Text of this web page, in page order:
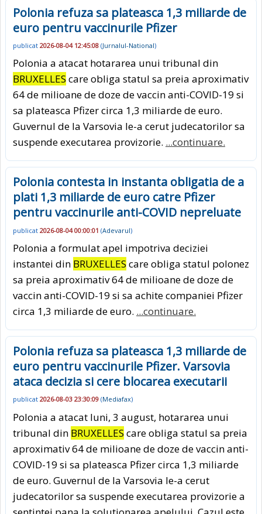
Polonia refuza sa plateasca 1,3 miliarde de
euro pentru vaccinurile Pfizer
publicat 2026-08-04 12:45:08 (Jurnalul-National)
Polonia a atacat hotararea unui tribunal din
BRUXELLES care obliga statul sa preia aproximativ
64 de milioane de doze de vaccin anti-COVID-19 si
sa plateasca Pfizer circa 1,3 miliarde de euro.
Guvernul de la Varsovia le-a cerut judecatorilor sa
suspende executarea provizorie. ...continuare.
Polonia contesta in instanta obligatia de a
plati 1,3 miliarde de euro catre Pfizer
pentru vaccinurile anti-COVID nepreluate
publicat 2026-08-04 00:00:01 (Adevarul)
Polonia a formulat apel impotriva deciziei
instantei din BRUXELLES care obliga statul polonez
sa preia aproximativ 64 de milioane de doze de
vaccin anti-COVID-19 si sa achite companiei Pfizer
circa 1,3 miliarde de euro. ...continuare.
Polonia refuza sa plateasca 1,3 miliarde de
euro pentru vaccinurile Pfizer. Varsovia
ataca decizia si cere blocarea executarii
publicat 2026-08-03 23:30:09 (Mediafax)
Polonia a atacat luni, 3 august, hotararea unui
tribunal din BRUXELLES care obliga statul sa preia
aproximativ 64 de milioane de doze de vaccin anti-
COVID-19 si sa plateasca Pfizer circa 1,3 miliarde
de euro. Guvernul de la Varsovia le-a cerut
judecatorilor sa suspende executarea provizorie a